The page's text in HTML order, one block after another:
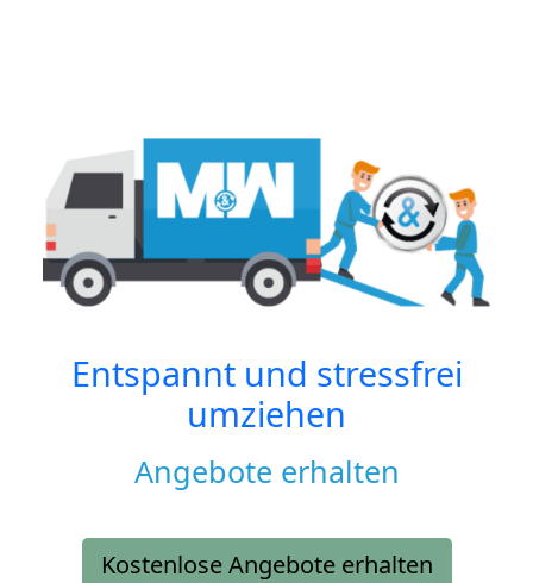
Entspannt und stressfrei
umziehen
Angebote erhalten
Kostenlose Angebote erhalten